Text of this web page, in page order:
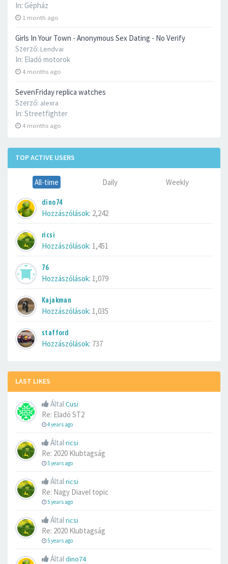
In: Gépház
1 month ago
Girls In Your Town - Anonymous Sex Dating - No Verify
Szerző: Lendvai
In: Eladó motorok
4 months ago
SevenFriday replica watches
Szerző: alexra
In: Streetfighter
4 months ago
TOP ACTIVE USERS
All-time Daily Weekly
dino74
Hozzászólások: 2,242
ricsi
Hozzászólások: 1,451
76
Hozzászólások: 1,079
Kajakman
Hozzászólások: 1,035
stafford
Hozzászólások: 737
LAST LIKES
ÁltalCusi
Re: Eladó ST2
4 years ago
Általricsi
Re: 2020 Klubtagság
5 years ago
Általricsi
Re: Nagy Diavel topic
5 years ago
Általricsi
Re: 2020 Klubtagság
5 years ago
Általdino74